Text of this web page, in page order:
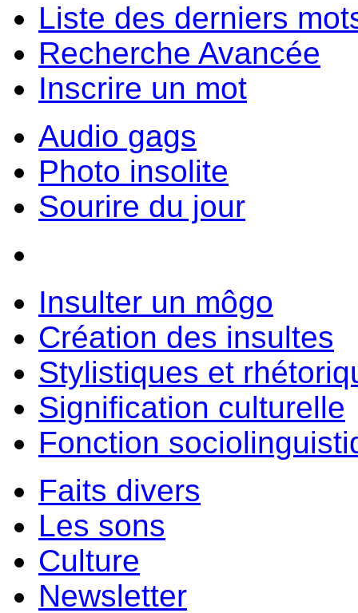
Liste des derniers
Recherche Avancée
Inscrire un mot
Audio gags
Photo insolite
Sourire du jour
Insulter un môgo
Création des insultes
Stylistiques et
Signification culturelle
Fonction
Faits divers
Les sons
Culture
Newsletter